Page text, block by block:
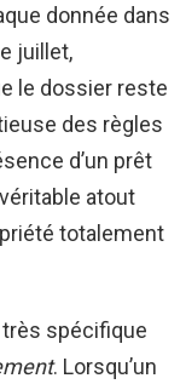
donnée dans
juillet,
le dossier reste
des règles
d’un prêt
atout
totalement
très spécifique
. Lorsqu’un